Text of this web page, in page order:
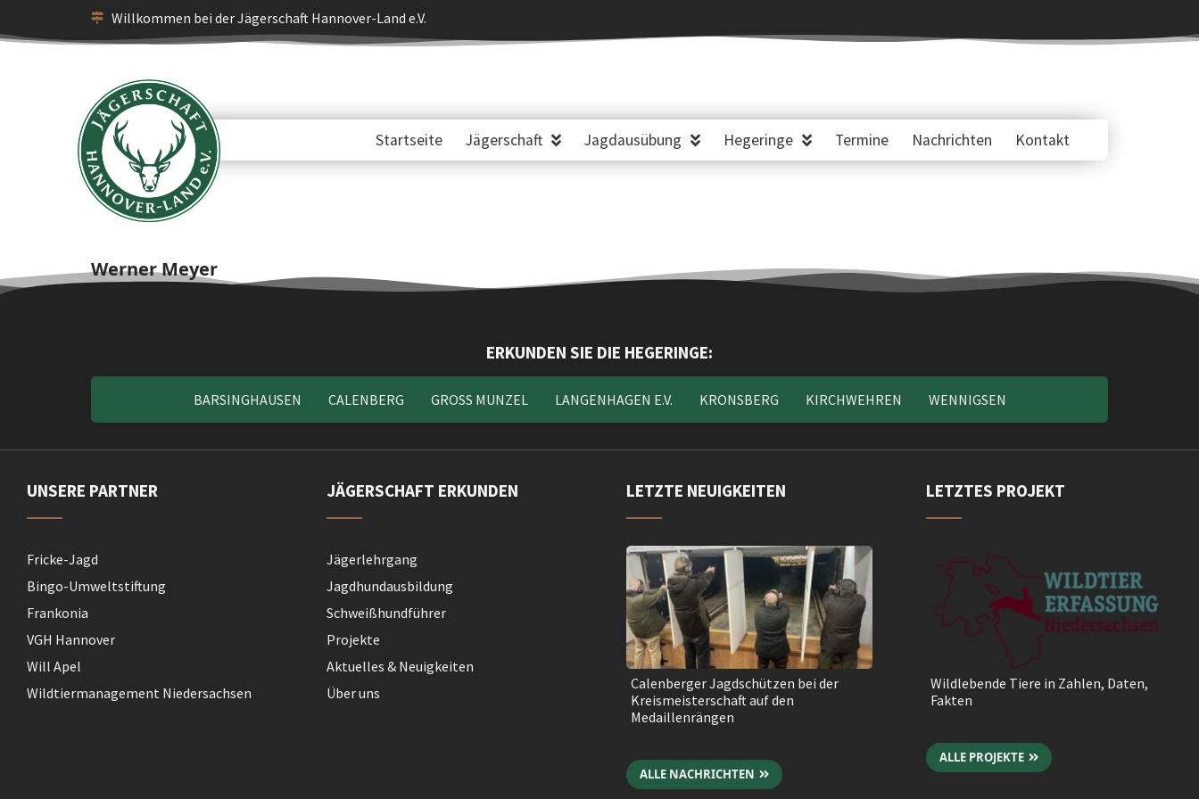
Willkommen bei der Jägerschaft Hannover-Land e.V.
Startseite Jägerschaft Jagdausübung Hegeringe Termine Nachrichten Kontakt
Werner Meyer
ERKUNDEN SIE DIE HEGERINGE:
BARSINGHAUSEN CALENBERG GROSS MUNZEL LANGENHAGEN E.V. KRONSBERG KIRCHWEHREN WENNIGSEN
UNSERE PARTNER
Fricke-Jagd
Bingo-Umweltstiftung
Frankonia
VGH Hannover
Will Apel
Wildtiermanagement Niedersachsen
JÄGERSCHAFT ERKUNDEN
Jägerlehrgang
Jagdhundausbildung
Schweißhund­führer
Projekte
Aktuelles & Neuigkeiten
Über uns
LETZTE NEUIGKEITEN
Calenberger Jagdschützen bei der
Kreismeisterschaft auf den
Medaillenrängen
ALLE NACHRICHTEN
LETZTES PROJEKT
Wildlebende Tiere in Zahlen, Daten,
Fakten
ALLE PROJEKTE